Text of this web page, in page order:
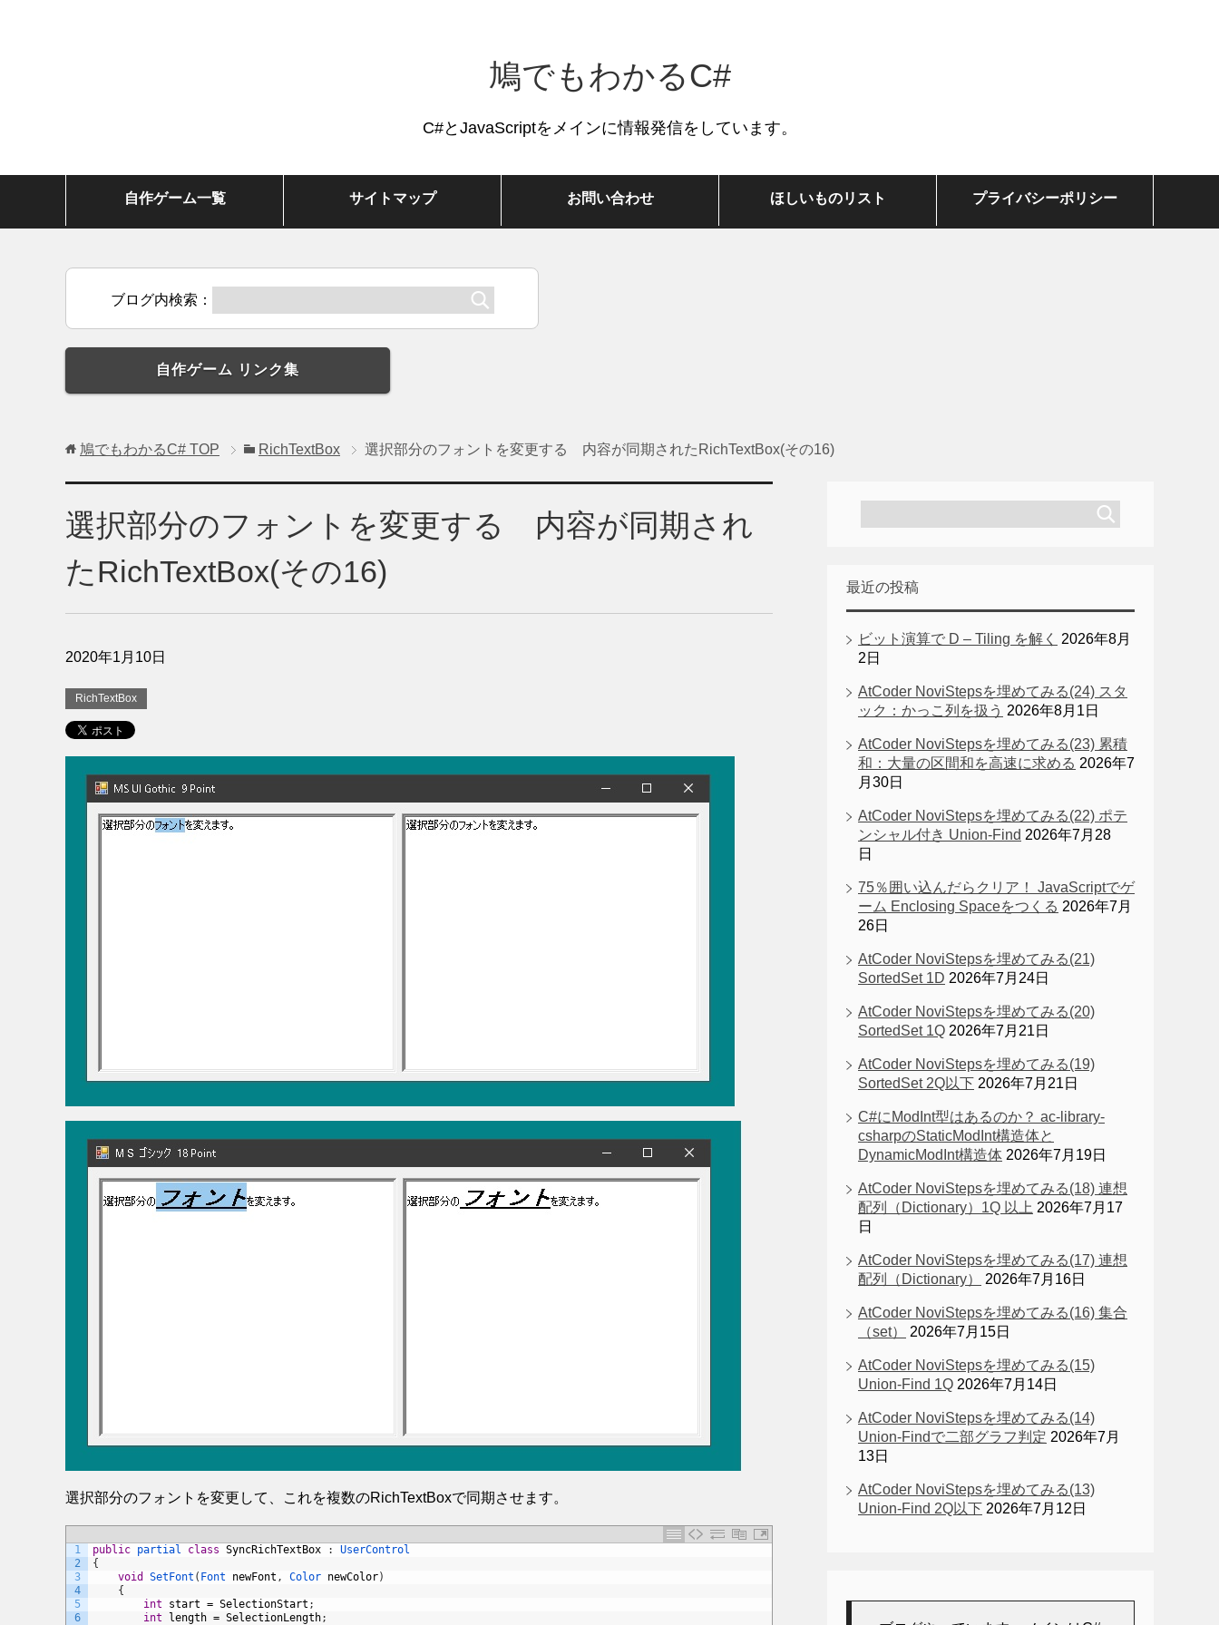
鳩でもわかるC#
C#とJavaScriptをメインに情報発信をしています。
自作ゲーム一覧 サイトマップ お問い合わせ ほしいものリスト プライバシーポリシー
ブログ内検索：
自作ゲーム リンク集
鳩でもわかるC# TOP RichTextBox 選択部分のフォントを変更する 内容が同期されたRichTextBox(その16)
選択部分のフォントを変更する 内容が同期され
たRichTextBox(その16)
2020年1月10日
RichTextBox
選択部分のフォントを変更して、これを複数のRichTextBoxで同期させます。
1
2
3
4
5
6
public partial class SyncRichTextBox :
UserControl
{
void
SetFont ( Font newFont , Color newColor)
{
int
start = SelectionStart ;
int
length = SelectionLength;
最近の投稿
ビット演算で D – Tiling を解く
2026年8月
2日
AtCoder NoviStepsを埋めてみる(24) スタ
ック：かっこ列を扱う 2026年8月1日
AtCoder NoviStepsを埋めてみる(23) 累積
和：大量の区間和を高速に求める 2026年7
月30日
AtCoder NoviStepsを埋めてみる(22) ポテ
ンシャル付き Union-Find 2026年7月28
日
75％囲い込んだらクリア！ JavaScriptでゲ
ーム Enclosing Spaceをつくる 2026年7月
26日
AtCoder NoviStepsを埋めてみる(21)
SortedSet 1D 2026年7月24日
AtCoder NoviStepsを埋めてみる(20)
SortedSet 1Q 2026年7月21日
AtCoder NoviStepsを埋めてみる(19)
SortedSet 2Q以下 2026年7月21日
C#にModInt型はあるのか？ ac-library-
csharpのStaticModInt構造体と
DynamicModInt構造体 2026年7月19日
AtCoder NoviStepsを埋めてみる(18) 連想
配列（Dictionary）1Q 以上 2026年7月17
日
AtCoder NoviStepsを埋めてみる(17) 連想
配列（Dictionary）
2026年7月16日
AtCoder NoviStepsを埋めてみる(16) 集合
（set）
2026年7月15日
AtCoder NoviStepsを埋めてみる(15)
Union-Find 1Q 2026年7月14日
AtCoder NoviStepsを埋めてみる(14)
Union-Findで二部グラフ判定 2026年7月
13日
AtCoder NoviStepsを埋めてみる(13)
Union-Find 2Q以下 2026年7月12日